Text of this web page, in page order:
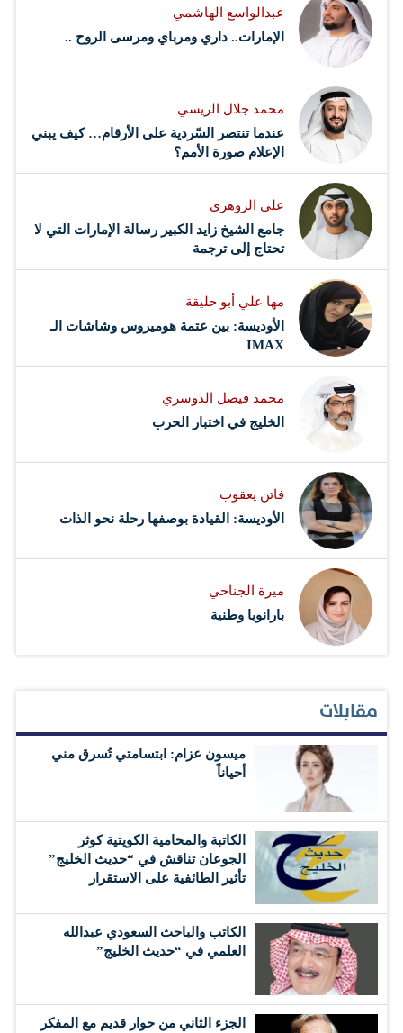
تتزايد…
عبدالواسع الهاشمي
الإمارات.. داري ومرباي ومرسى الروح ..
محمد جلال الريسي
عندما تنتصر السّردية على الأرقام… كيف يبني
الإعلام صورة الأمم؟
علي الزوهري
جامع الشيخ زايد الكبير رسالة الإمارات التي لا
تحتاج إلى ترجمة
مها علي أبو حليقة
الأوديسة: بين عتمة هوميروس وشاشات الـ
IMAX
محمد فيصل الدوسري ​
‏الخليج في اختبار الحرب
فاتن يعقوب
الأوديسة: القيادة بوصفها رحلة نحو الذات
ميرة الجناحي
بارانويا وطنية
مقابلات
ميسون عزام: ابتسامتي تُسرق مني
أحياناً
الكاتبة والمحامية الكويتية كوثر
الجوعان تناقش في “حديث الخليج”
تأثير الطائفية على الاستقرار
الكاتب والباحث السعودي عبدالله
العلمي في “حديث الخليج”
الجزء الثاني من حوار قديم مع المفكر